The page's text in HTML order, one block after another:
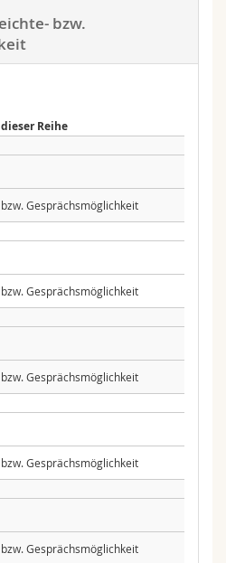
bzw.
Reihe
Gesprächsmöglichkeit
Gesprächsmöglichkeit
Gesprächsmöglichkeit
Gesprächsmöglichkeit
Gesprächsmöglichkeit